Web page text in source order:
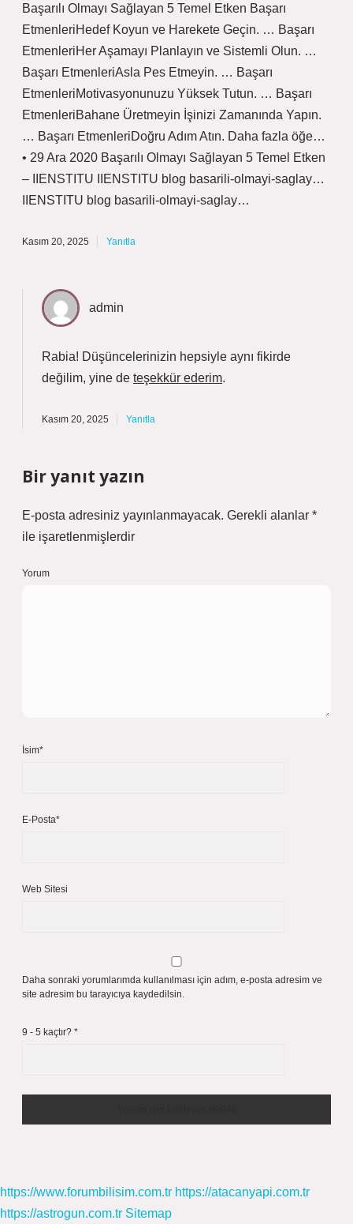
Başarılı Olmayı Sağlayan 5 Temel Etken Başarı
EtmenleriHedef Koyun ve Harekete Geçin. … Başarı
EtmenleriHer Aşamayı Planlayın ve Sistemli Olun. …
Başarı EtmenleriAsla Pes Etmeyin. … Başarı
EtmenleriMotivasyonunuzu Yüksek Tutun. … Başarı
EtmenleriBahane Üretmeyin İşinizi Zamanında Yapın.
… Başarı EtmenleriDoğru Adım Atın. Daha fazla öğe…
• 29 Ara 2020 Başarılı Olmayı Sağlayan 5 Temel Etken
– IIENSTITU IIENSTITU blog basarili-olmayi-saglay…
IIENSTITU blog basarili-olmayi-saglay…
Kasım 20, 2025 Yanıtla
admin
Rabia! Düşüncelerinizin hepsiyle aynı fikirde
değilim, yine de teşekkür ederim.
Kasım 20, 2025 Yanıtla
Bir yanıt yazın
E-posta adresiniz yayınlanmayacak. Gerekli alanlar *
ile işaretlenmişlerdir
Yorum
İsim*
E-Posta*
Web Sitesi
Daha sonraki yorumlarımda kullanılması için adım, e-posta adresim ve
site adresim bu tarayıcıya kaydedilsin.
9 - 5 kaçtır? *
https://www.forumbilisim.com.tr https://atacanyapi.com.tr
https://astrogun.com.tr Sitemap